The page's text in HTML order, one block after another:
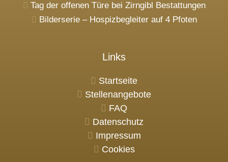
Tag der offenen Türe bei Zirngibl Bestattungen
Bilderserie – Hospizbegleiter auf 4 Pfoten
Links
Startseite
Stellenangebote
FAQ
Datenschutz
Impressum
Cookies